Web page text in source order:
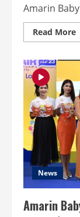
ที่
Amarin
Read More
ปี
ที่
News
Amarin